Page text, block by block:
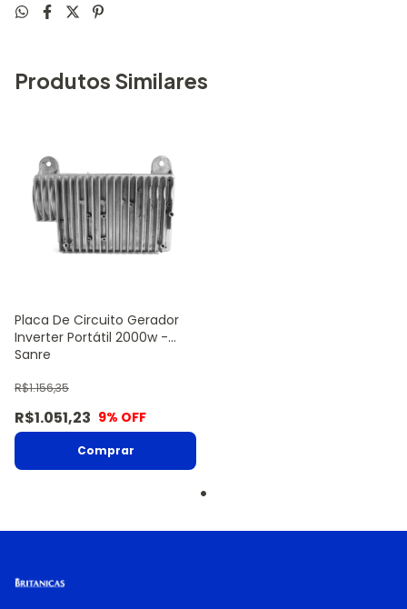
Produtos Similares
Placa De Circuito Gerador
Inverter Portátil 2000w -
Sanre
R$1.051,23
R$1.156,35
9% OFF